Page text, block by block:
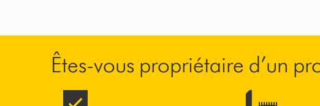
Êtes-vous propriétaire d’un